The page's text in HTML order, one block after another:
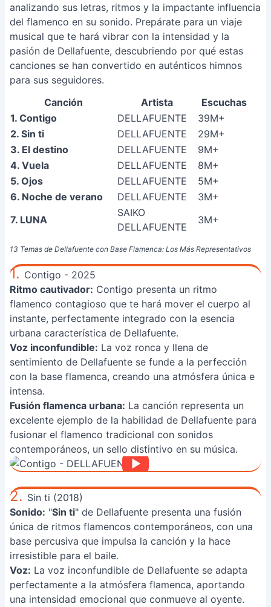
analizando sus letras, ritmos y la impactante influencia
del flamenco en su sonido. Prepárate para un viaje
musical que te hará vibrar con la intensidad y la
pasión de Dellafuente, descubriendo por qué estas
canciones se han convertido en auténticos himnos
para sus seguidores.
13 Temas de Dellafuente con Base Flamenca: Los Más Representativos
Canción Artista
Escuchas
1. Contigo
DELLAFUENTE
39M+
2. Sin ti
DELLAFUENTE
29M+
3. El destino
DELLAFUENTE
9M+
4. Vuela
DELLAFUENTE
8M+
5. Ojos
DELLAFUENTE
5M+
6. Noche de verano
DELLAFUENTE
3M+
7. LUNA
SAIKO
DELLAFUENTE
3M+
1. Contigo - 2025
Ritmo cautivador: Contigo presenta un ritmo
flamenco contagioso que te hará mover el cuerpo al
instante, perfectamente integrado con la esencia
urbana característica de Dellafuente.
Voz inconfundible: La voz ronca y llena de
sentimiento de Dellafuente se funde a la perfección
con la base flamenca, creando una atmósfera única e
intensa.
Fusión flamenca urbana: La canción representa un
excelente ejemplo de la habilidad de Dellafuente para
fusionar el flamenco tradicional con sonidos
contemporáneos, un sello distintivo en su música.
2. Sin ti (2018)
Sonido: "Sin ti" de Dellafuente presenta una fusión
única de ritmos flamencos contemporáneos, con una
base percusiva que impulsa la canción y la hace
irresistible para el baile.
Voz: La voz inconfundible de Dellafuente se adapta
perfectamente a la atmósfera flamenca, aportando
una intensidad emocional que conmueve al oyente.